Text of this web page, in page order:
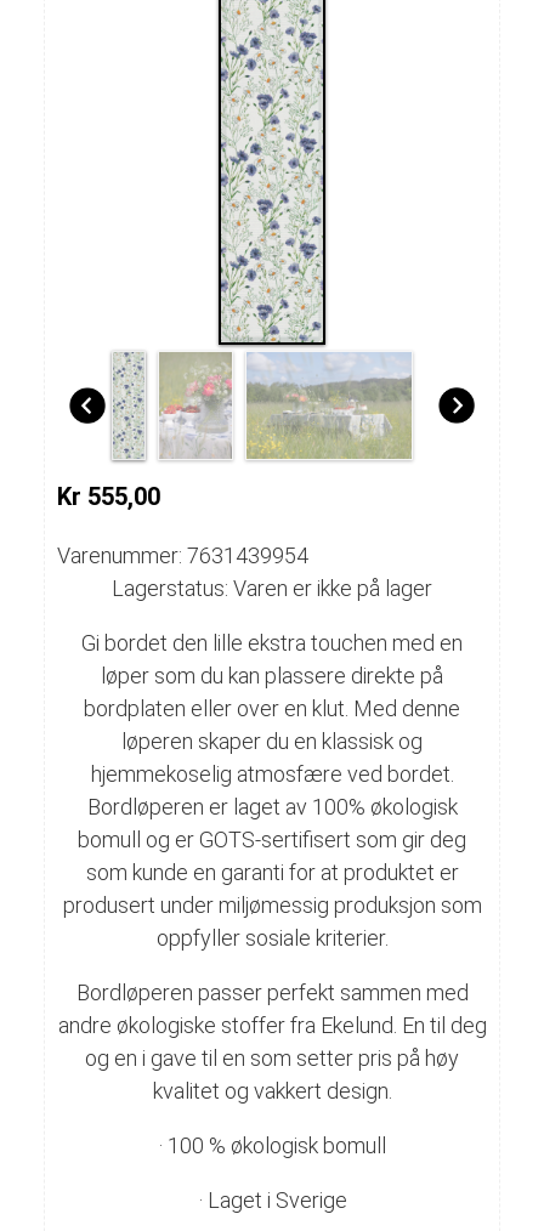
Kr 555,00
Varenummer: 7631439954
Lagerstatus: Varen er ikke på lager
Gi bordet den lille ekstra touchen med en
løper som du kan plassere direkte på
bordplaten eller over en klut. Med denne
løperen skaper du en klassisk og
hjemmekoselig atmosfære ved bordet.
Bordløperen er laget av 100% økologisk
bomull og er GOTS-sertifisert som gir deg
som kunde en garanti for at produktet er
produsert under miljømessig produksjon som
oppfyller sosiale kriterier.
Bordløperen passer perfekt sammen med
andre økologiske stoffer fra Ekelund. En til deg
og en i gave til en som setter pris på høy
kvalitet og vakkert design.
· 100 % økologisk bomull
· Laget i Sverige